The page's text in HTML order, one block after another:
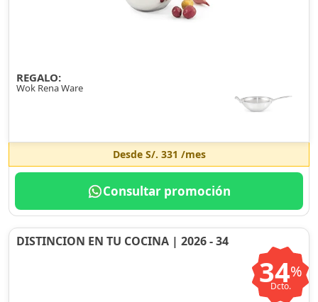
REGALO:
Wok Rena Ware
Desde S/. 331 /mes
Consultar promoción
DISTINCION EN TU COCINA | 2026 - 34
34%
Dcto.